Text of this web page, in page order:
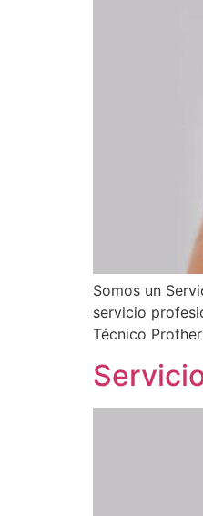
Somos un
servicio
Técnico